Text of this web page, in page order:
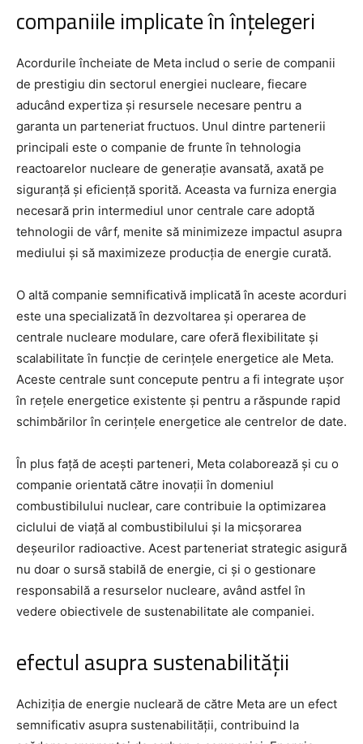
companiile implicate în înțelegeri
Acordurile încheiate de Meta includ o serie de companii
de prestigiu din sectorul energiei nucleare, fiecare
aducând expertiza și resursele necesare pentru a
garanta un parteneriat fructuos. Unul dintre partenerii
principali este o companie de frunte în tehnologia
reactoarelor nucleare de generație avansată, axată pe
siguranță și eficiență sporită. Aceasta va furniza energia
necesară prin intermediul unor centrale care adoptă
tehnologii de vârf, menite să minimizeze impactul asupra
mediului și să maximizeze producția de energie curată.
O altă companie semnificativă implicată în aceste acorduri
este una specializată în dezvoltarea și operarea de
centrale nucleare modulare, care oferă flexibilitate și
scalabilitate în funcție de cerințele energetice ale Meta.
Aceste centrale sunt concepute pentru a fi integrate ușor
în rețele energetice existente și pentru a răspunde rapid
schimbărilor în cerințele energetice ale centrelor de date.
În plus față de acești parteneri, Meta colaborează și cu o
companie orientată către inovații în domeniul
combustibilului nuclear, care contribuie la optimizarea
ciclului de viață al combustibilului și la micșorarea
deșeurilor radioactive. Acest parteneriat strategic asigură
nu doar o sursă stabilă de energie, ci și o gestionare
responsabilă a resurselor nucleare, având astfel în
vedere obiectivele de sustenabilitate ale companiei.
efectul asupra sustenabilității
Achiziția de energie nucleară de către Meta are un efect
semnificativ asupra sustenabilității, contribuind la